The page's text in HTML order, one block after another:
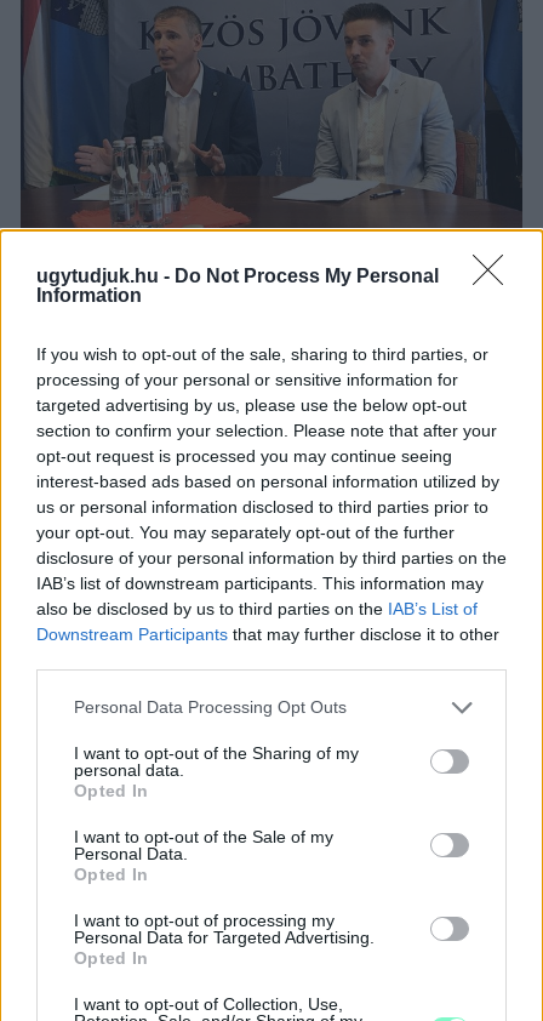
ugytudjuk.hu - Do Not Process My Personal
Information
If you wish to opt-out of the sale, sharing to third parties, or
processing of your personal or sensitive information for
targeted advertising by us, please use the below opt-out
section to confirm your selection. Please note that after your
opt-out request is processed you may continue seeing
interest-based ads based on personal information utilized by
us or personal information disclosed to third parties prior to
your opt-out. You may separately opt-out of the further
disclosure of your personal information by third parties on the
IAB’s list of downstream participants. This information may
also be disclosed by us to third parties on the IAB’s List of
Downstream Participants that may further disclose it to other
Please note that this website/app uses one or more Google
not limited to your visit or usage behaviour. You may click to
grant or deny consent to Google and its third-party tags to
use your data for below specified purposes in below Google
consent section.
Personal Data Processing Opt Outs
I want to opt-out of the Sharing of my
personal data.
Opted In
I want to opt-out of the Sale of my
Personal Data.
Opted In
I want to opt-out of processing my
Personal Data for Targeted Advertising.
Opted In
I want to opt-out of Collection, Use,
körzetek egyéni képviselői feleljenek a
szemétszedésekért.
Horváth Soma és Tóth Kálmán is azzal válaszol, hogy ennyit egy
körzeti képviselőnek kötelessége megtennie.
Horváth Soma azt mondja, hogy plusz 90 millió forintot adnak a
SZOMPARK-nak azért, hogy minden eszköz meglegyen a
munkához. Amúgy meg sok családi házas övezetben is lenyírják
a füvet az önkormányzati cég dolgozói, pedig azt a lakosok is
megtennék.
Nagyon jó közösségépítő program egy szemétszedés - mondja